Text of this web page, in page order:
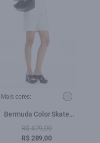
Mais cores:
Bermuda Color Skate
Natural
R$ 479,00
R$ 289,00